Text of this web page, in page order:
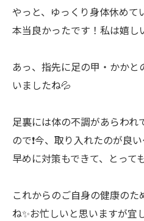
やっと、ゆっくり身体休め
本当良かったです！私は嬉し
あっ、指先に足の甲・かかと
いましたね💦
足裏には体の不調があらわれ
ので❗️今、取り入れたのが良
早めに対策もできて、とって
これからのご自身の健康の
ね✨お忙しいと思いますが宜